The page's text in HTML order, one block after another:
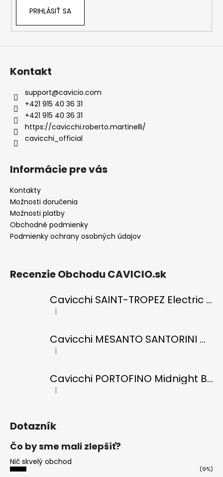
PRIHLÁSIŤ SA
Kontakt
support@cavicio.com
+421 915 40 36 31
+421 915 40 36 31
https://cavicchi.roberto.martinelli/
cavicchi_official
Informácie pre vás
Kontakty
Možnosti doručenia
Možnosti platby
Obchodné podmienky
Podmienky ochrany osobných údajov
Recenzie Obchodu CAVICIO.sk
Cavicchi SAINT-TROPEZ Electric Blue di RICCI
Hodnotenie produktu je 5 z 5 hviezdičiek.
|
Cavicchi MESANTO SANTORINI Oil Green di ROMANO
Hodnotenie produktu je 5 z 5 hviezdičiek.
|
Cavicchi PORTOFINO Midnight Black di RICCI
Hodnotenie produktu je 5 z 5 hviezdičiek.
|
Dotazník
Čo by sme mali zlepšíť?
Nič skvelý obchod
(9%)